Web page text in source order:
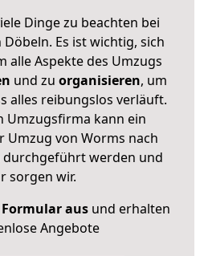
Dinge zu beachten bei
Es ist wichtig, sich
alle Aspekte des Umzugs
und zu organisieren, um
alles reibungslos verläuft.
Umzugsfirma kann ein
Umzug von Worms nach
werden und
sorgen wir.
ausund erhalten
Angebote